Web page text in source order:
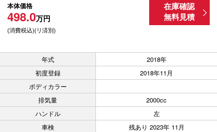
本体価格
498.0万円
(消費税込)(リ済別)
在庫確認
無料見積
年式
2018年
初度登録
2018年11月
ボディカラー
排気量
2000cc
ハンドル
左
車検
残あり 2023年 11月